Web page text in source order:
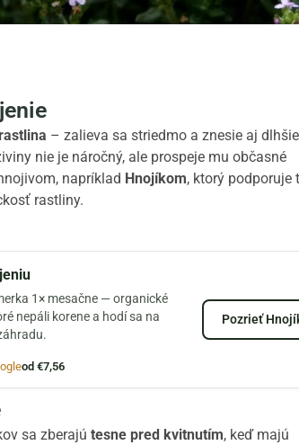
– zalieva sa striedmo a znesie aj dlhšie
nie je náročný, ale prospeje mu občasné
napríklad Hnojíkom, ktorý podporuje
rastliny.
1× mesačne — organické
nepáli korene a hodí sa na
od €7,56
Pozrieť
sa zberajú tesne pred kvitnutím, keď majú